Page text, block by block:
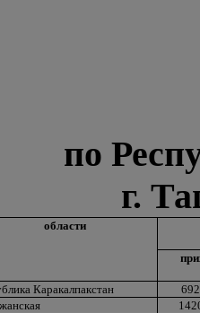
по
г.
области
Каракалпакстан